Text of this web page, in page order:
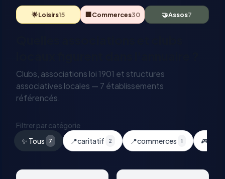
🌟Loisirs15 🏢Commerces30 🤝Assos7
Clubs, associations loi 1901 et structures
associatives locales — 7 établissements
référencés
Filtrer par catégorie
✨ Tous
7 📍caritatif 2 📍commerces 1 🎮